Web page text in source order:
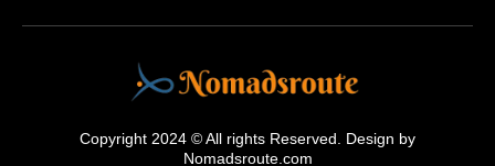
Copyright 2024 © All rights Reserved. Design by
Nomadsroute.com